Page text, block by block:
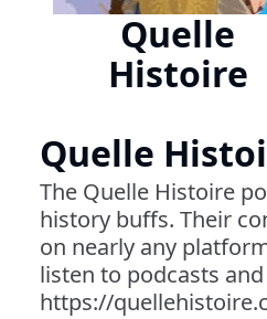
Quelle
Histoire
Quelle
The Quelle Histoire
history buffs. Their
on nearly any
listen to podcasts
https://